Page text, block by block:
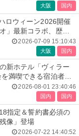
大阪 国内
ロウィーン2026開催
」最新コラボ、歴代
2026-07-09 15:10:43
大阪 国内
新ホテル「ヴィラー
満喫できる宿泊者専
2026-08-01 23:40:46
国内 国内
指定＆誓約書必須の
像」登場
2026-07-22 14:40:52